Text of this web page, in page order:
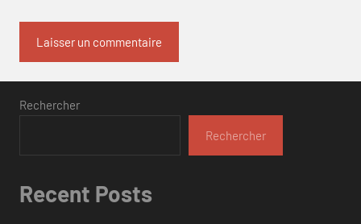
Rechercher
Rechercher
Recent Posts